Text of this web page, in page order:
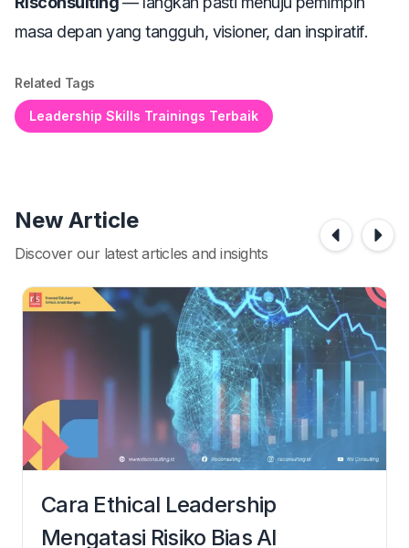
masa depan yang tangguh, visioner, dan inspiratif.
Related Tags
Leadership Skills Trainings Terbaik
New Article
Discover our latest articles and insights
Cara Ethical Leadership
Mengatasi Risiko Bias AI